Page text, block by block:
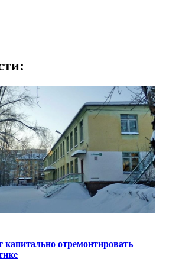
отремонтировать